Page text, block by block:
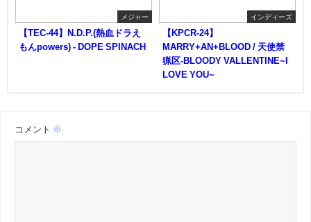
メジャー
【TEC-44】N.D.P.(熱血ドラえ
もんpowers) - DOPE SPINACH
インディーズ
【KPCR-24】
MARRY+AN+BLOOD / 天使禁
猟区-BLOODY VALLENTINE~I
LOVE YOU~
コメント ※